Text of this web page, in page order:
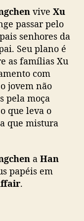
D
n
g
e
r
o
u
s
v
,
n
o
on WeTV
#步步笙
August 25,
vive Xu
passar pelo
senhores da
Seu plano é
as famílias Xu
com
jovem não
pela moça
que leva o
que mistura
a Han
papéis em
.